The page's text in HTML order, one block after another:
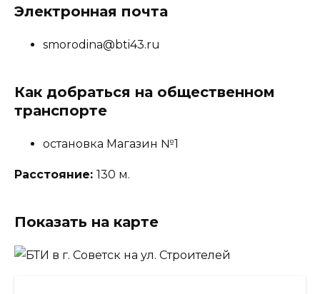
Электронная почта
smorodina@bti43.ru
Как добраться на общественном
транспорте
остановка Магазин №1
Расстояние: 130 м.
Показать на карте